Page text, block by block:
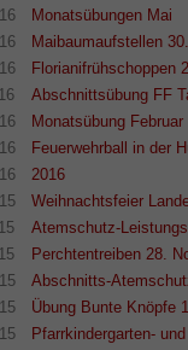
Monatsübungen Mai
Maibaumaufstellen
Florianifrühschoppen
Abschnittsübung FF
Monatsübung
Feuerwehrball in der
2016
Weihnachtsfeier
Atemschutz-
Perchtentreiben 28.
Abschnitts-
Übung Bunte Knöpfe
Pfarrkindergarten-